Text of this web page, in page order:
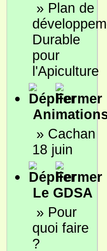
» Plan de
Durable
pour
l'Apiculture
» Cachan
18 juin
Le GDSA
» Pour
quoi faire
?